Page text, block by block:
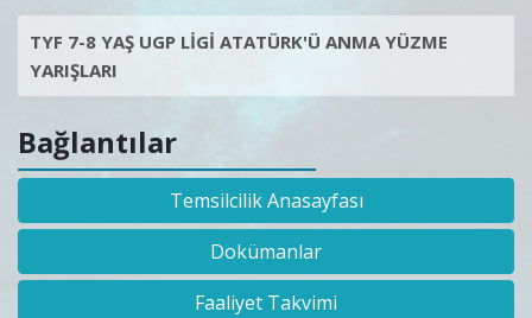
TYF 7-8 YAŞ UGP LİGİ ATATÜRK'Ü ANMA YÜZME
YARIŞLARI
Bağlantılar
Temsilcilik Anasayfası
Dokümanlar
Faaliyet Takvimi